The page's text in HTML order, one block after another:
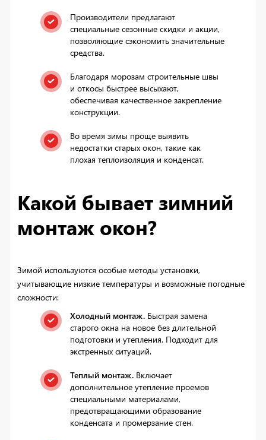
Производители предлагают
специальные сезонные скидки и акции,
позволяющие сэкономить значительные
средства.
Благодаря морозам строительные швы
и откосы быстрее высыхают,
обеспечивая качественное закрепление
конструкции.
Во время зимы проще выявить
недостатки старых окон, такие как
плохая теплоизоляция и конденсат.
Какой бывает зимний
монтаж окон?
Зимой используются особые методы установки,
учитывающие низкие температуры и возможные погодные
сложности:
Холодный монтаж. Быстрая замена
старого окна на новое без длительной
подготовки и утепления. Подходит для
экстренных ситуаций.
Теплый монтаж. Включает
дополнительное утепление проемов
специальными материалами,
предотвращающими образование
конденсата и промерзание стен.